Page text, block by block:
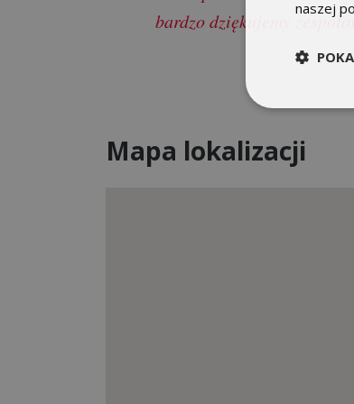
bardzo dziękujemy
Mapa lokalizacji
naszej